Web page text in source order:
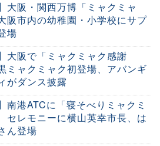
大阪・関西万博「ミャクミャ
阪市内の幼稚園・小学校にサプ
場
大阪で「ミャクミャク感謝
ャクミャク初登場、アバンギ
がダンス披露
南港ATCに「寝そべりミャクミ
レモニーに横山英幸市長、は
ん登場